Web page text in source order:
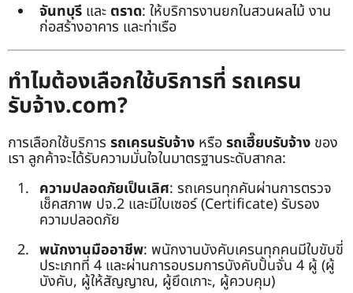
จันทบุรี และ ตราด: ให้บริการงานยกในสวนผลไม้ งาน
ก่อสร้างอาคาร และท่าเรือ
ทำไมต้องเลือกใช้บริการที่ รถเครน
รับจ้าง.com?
การเลือกใช้บริการ รถเครนรับจ้าง หรือรถเฮี๊ยบรับจ้าง ของ
เรา ลูกค้าจะได้รับความมั่นใจในมาตรฐานระดับสากล:
ความปลอดภัยเป็นเลิศ: รถเครนทุกคันผ่านการตรวจ
เช็คสภาพ ปจ.2 และมีใบเซอร์ (Certificate) รับรอง
ความปลอดภัย
พนักงานมืออาชีพ: พนักงานบังคับเครนทุกคนมีใบขับขี่
ประเภทที่ 4 และผ่านการอบรมการบังคับปั้นจั่น 4 ผู้ (ผู้
บังคับ, ผู้ให้สัญญาณ, ผู้ยึดเกาะ, ผู้ควบคุม)